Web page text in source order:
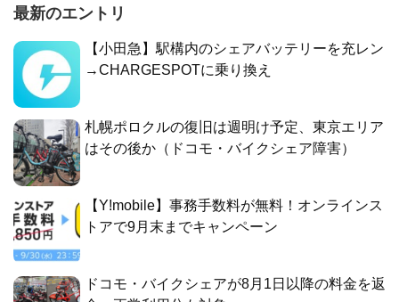
最新のエントリ
【小田急】駅構内のシェアバッテリーを充レン
→CHARGESPOTに乗り換え
札幌ポロクルの復旧は週明け予定、東京エリア
はその後か（ドコモ・バイクシェア障害）
【Y!mobile】事務手数料が無料！オンラインス
トアで9月末までキャンペーン
ドコモ・バイクシェアが8月1日以降の料金を返